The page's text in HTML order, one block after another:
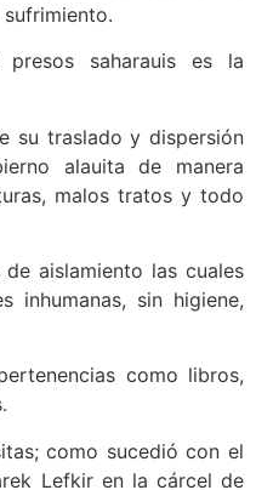
saharauis es la
su traslado y dispersión
alauita de manera
malos tratos y todo
aislamiento las cuales
inhumanas, sin higiene,
como libros,
como sucedió con el
Lefkir en la cárcel de